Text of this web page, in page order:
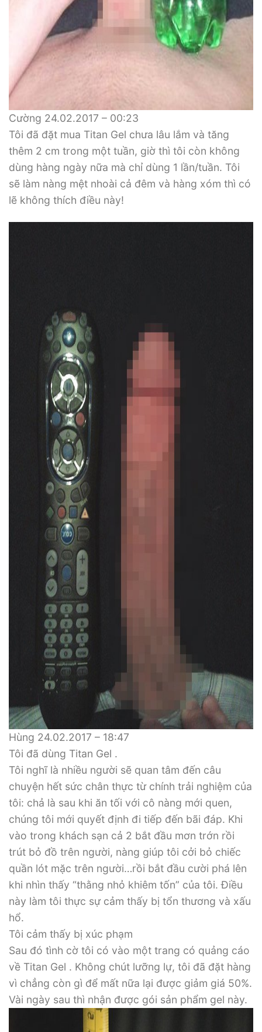
Cường 24.02.2017 – 00:23
Tôi đã đặt mua Titan Gel chưa lâu lắm và tăng
thêm 2 cm trong một tuần, giờ thì tôi còn không
dùng hàng ngày nữa mà chỉ dùng 1 lần/tuần. Tôi
sẽ làm nàng mệt nhoài cả đêm và hàng xóm thì có
lẽ không thích điều này!
Hùng 24.02.2017 – 18:47
Tôi đã dùng Titan Gel .
Tôi nghĩ là nhiều người sẽ quan tâm đến câu
chuyện hết sức chân thực từ chính trải nghiệm của
tôi: chả là sau khi ăn tối với cô nàng mới quen,
chúng tôi mới quyết định đi tiếp đến bãi đáp. Khi
vào trong khách sạn cả 2 bắt đầu mơn trớn rồi
trút bỏ đồ trên người, nàng giúp tôi cởi bỏ chiếc
quần lót mặc trên người…rồi bắt đầu cười phá lên
khi nhìn thấy “thằng nhỏ khiêm tốn” của tôi. Điều
này làm tôi thực sự cảm thấy bị tổn thương và xấu
hổ.
Tôi cảm thấy bị xúc phạm
Sau đó tình cờ tôi có vào một trang có quảng cáo
về Titan Gel . Không chút lưỡng lự, tôi đã đặt hàng
vì chẳng còn gì để mất nữa lại được giảm giá 50%.
Vài ngày sau thì nhận được gói sản phẩm gel này.